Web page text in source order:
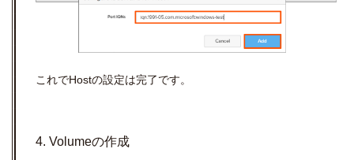
これでHostの設定は完了です。
4. Volumeの作成